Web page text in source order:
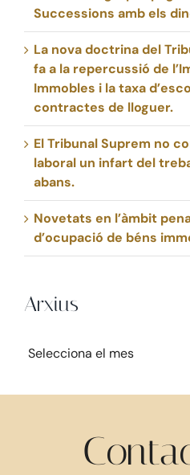
Successions amb els
La nova doctrina del
fa a la repercussió de
Immobles i la taxa
contractes de lloguer.
El Tribunal Suprem no
laboral un infart del
abans.
Novetats en l’àmbit
d’ocupació de béns
Arxius